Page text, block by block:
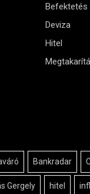
Befektetés
Deviza
Hitel
Bankradar
Gergely hitel